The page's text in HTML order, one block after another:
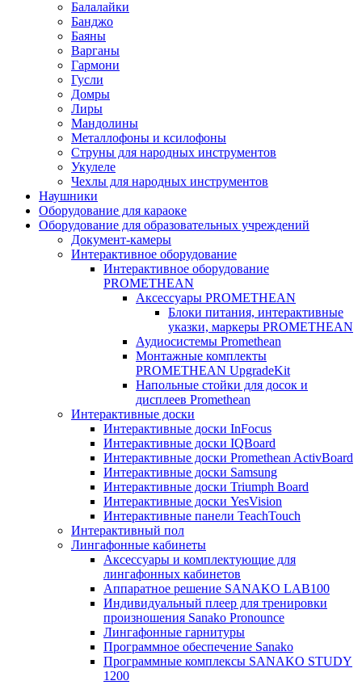
Балалайки
Банджо
Баяны
Варганы
Гармони
Гусли
Домры
Лиры
Мандолины
Металлофоны и ксилофоны
Струны для народных инструментов
Укулеле
Чехлы для народных инструментов
Наушники
Оборудование для караоке
Оборудование для образовательных учреждений
Документ-камеры
Интерактивное оборудование
Интерактивное оборудование
PROMETHEAN
Аксессуары PROMETHEAN
Блоки питания, интерактивные
указки, маркеры PROMETHEAN
Аудиосистемы Promethean
Монтажные комплекты
PROMETHEAN UpgradeKit
Напольные стойки для досок и
дисплеев Promethean
Интерактивные доски
Интерактивные доски InFocus
Интерактивные доски IQBoard
Интерактивные доски Promethean ActivBoard
Интерактивные доски Samsung
Интерактивные доски Triumph Board
Интерактивные доски YesVision
Интерактивные панели TeachTouch
Интерактивный пол
Лингафонные кабинеты
Аксессуары и комплектующие для
лингафонных кабинетов
Аппаратное решение SANAKO LAB100
Индивидуальный плеер для тренировки
произношения Sanako Pronounce
Лингафонные гарнитуры
Программное обеспечение Sanako
Программные комплексы SANAKO STUDY
1200